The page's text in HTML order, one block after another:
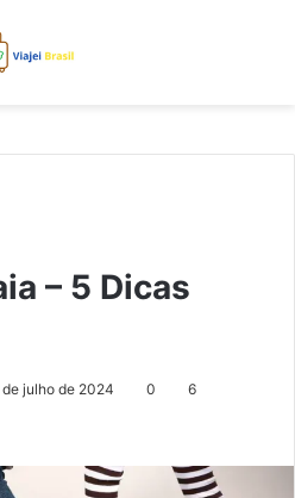
– 5 Dicas
de julho de 2024 0 6